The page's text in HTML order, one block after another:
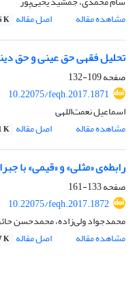
مشاهده مقاله
اصل مقاله K
تحلیل فقهی حق عینی و حق
صفحه109-132
10.22075/feqh.2017.1871
اسماعیل نعمت‌اللهی
مشاهده مقاله
اصل مقاله K
رابطه‌ی «مثلی» و «قیمی» با
صفحه133-161
10.22075/feqh.2017.1872
محمدجواد ولی‌زاده، محمدحسن
مشاهده مقاله
اصل مقاله K